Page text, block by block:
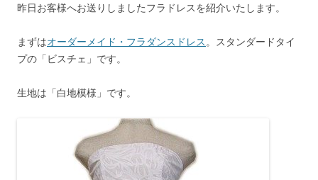
昨日お客様へお送りしましたフラドレスを紹介いたします。
まずはオーダーメイド・フラダンスドレス。スタンダードタイ
プの「ビスチェ」です。
生地は「白地模様」です。